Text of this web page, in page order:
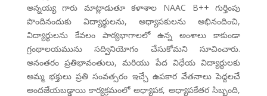
అన్నయ్య గారు మాట్లాడుతూ కళాశాల NAAC B++ గుర్తింపు
పొందినందుకు విద్యార్థులను, అధ్యాపకులను అభినందించి,
విద్యార్థులను కేవలం పాఠ్యభాగాలలో ఉన్న అంశాలు కాకుండా
గ్రంథాలయమును సద్వినియోగం చేసుకోమని సూచించారు.
అనంతరం ప్రతిభావంతులు, మరియు పేద విధేయ విద్యార్థులకు
అమ్మ భక్తులు ప్రతి సంవత్సరం ఇచ్చే ఉపకార వేతనాలు పెద్దలచే
అందజేయబడ్డాయి కార్యక్రమంలో అధ్యాపక, అధ్యాపకేతర సిబ్బంది,